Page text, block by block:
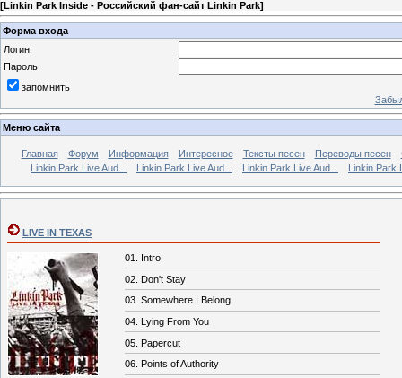
[Linkin Park Inside - Российский фан-сайт Linkin Park]
Форма входа
Логин:
Пароль:
запомнить
Меню сайта
Главная Форум Информация Интересное Тексты песен Переводы песен
Linkin Park Live Aud...
Linkin Park Live Aud... Linkin Park Live Aud... Linkin Park
LIVE IN TEXAS
01. Intro
02. Don't Stay
03. Somewhere I Belong
04. Lying From You
05. Papercut
06. Points of Authority